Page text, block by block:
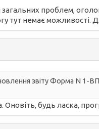
проблем,
тут немає можливості.
звіту Форма N 1-ВП
Оновіть, будь ласка,